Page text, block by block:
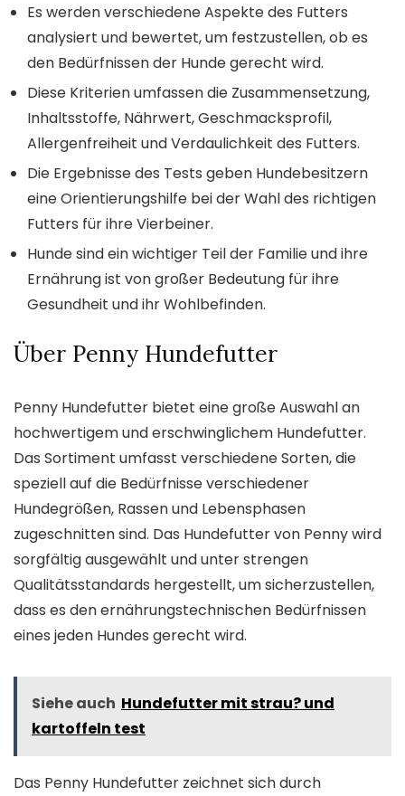
Es werden verschiedene Aspekte des Futters
analysiert und bewertet, um festzustellen, ob es
den Bedürfnissen der Hunde gerecht wird.
Diese Kriterien umfassen die Zusammensetzung,
Inhaltsstoffe, Nährwert, Geschmacksprofil,
Allergenfreiheit und Verdaulichkeit des Futters.
Die Ergebnisse des Tests geben Hundebesitzern
eine Orientierungshilfe bei der Wahl des richtigen
Futters für ihre Vierbeiner.
Hunde sind ein wichtiger Teil der Familie und ihre
Ernährung ist von großer Bedeutung für ihre
Gesundheit und ihr Wohlbefinden.
Über Penny Hundefutter
Penny Hundefutter bietet eine große Auswahl an
hochwertigem und erschwinglichem Hundefutter.
Das Sortiment umfasst verschiedene Sorten, die
speziell auf die Bedürfnisse verschiedener
Hundegrößen, Rassen und Lebensphasen
zugeschnitten sind. Das Hundefutter von Penny wird
sorgfältig ausgewählt und unter strengen
Qualitätsstandards hergestellt, um sicherzustellen,
dass es den ernährungstechnischen Bedürfnissen
eines jeden Hundes gerecht wird.
Siehe auch Hundefutter mit strau? und
kartoffeln test
Das Penny Hundefutter zeichnet sich durch